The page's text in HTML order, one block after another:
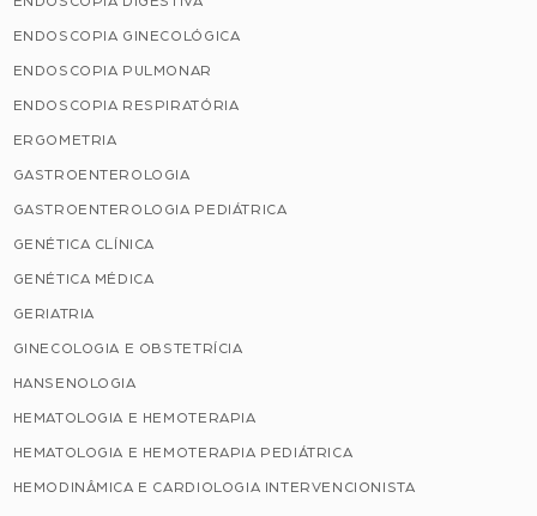
ENDOSCOPIA GINECOLÓGICA
ENDOSCOPIA PULMONAR
ENDOSCOPIA RESPIRATÓRIA
ERGOMETRIA
GASTROENTEROLOGIA
GASTROENTEROLOGIA PEDIÁTRICA
GENÉTICA CLÍNICA
GENÉTICA MÉDICA
GERIATRIA
GINECOLOGIA E OBSTETRÍCIA
HANSENOLOGIA
HEMATOLOGIA E HEMOTERAPIA
HEMATOLOGIA E HEMOTERAPIA PEDIÁTRICA
HEMODINÂMICA E CARDIOLOGIA INTERVENCIONISTA